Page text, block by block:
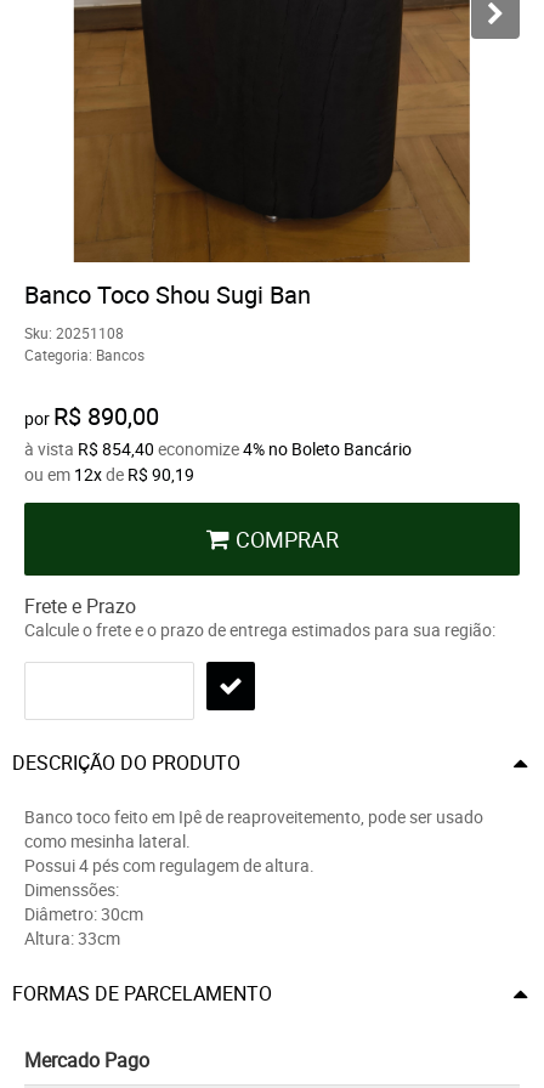
Banco Toco Shou Sugi Ban
Sku: 20251108
Categoria: Bancos
por R$ 890,00
à vista R$ 854,40 economize4% no Boleto Bancário
ou em 12xde R$ 90,19
COMPRAR
Frete e Prazo
Calcule o frete e o prazo de entrega estimados para sua região:
DESCRIÇÃO DO PRODUTO
Banco toco feito em Ipê de reaproveitemento, pode ser usado
como mesinha lateral.
Possui 4 pés com regulagem de altura.
Dimenssões:
Diâmetro: 30cm
Altura: 33cm
FORMAS DE PARCELAMENTO
Mercado Pago